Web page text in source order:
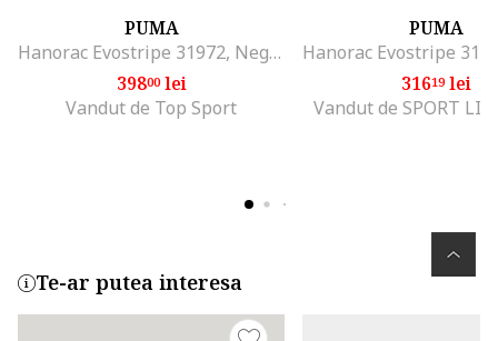
PUMA
Hanorac Evostripe 31972, Negru
39800lei
Vandut de Top Sport
PUMA
31619lei
Vandut de SPORT
Te-ar putea interesa